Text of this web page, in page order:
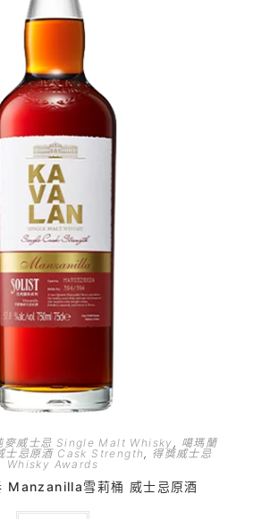
麥威士忌 Single Malt Whisky, 噶瑪蘭
士忌原酒 Cask Strength, 得獎威士忌
Whisky Awards
Manzanilla雪莉桶 威士忌原酒